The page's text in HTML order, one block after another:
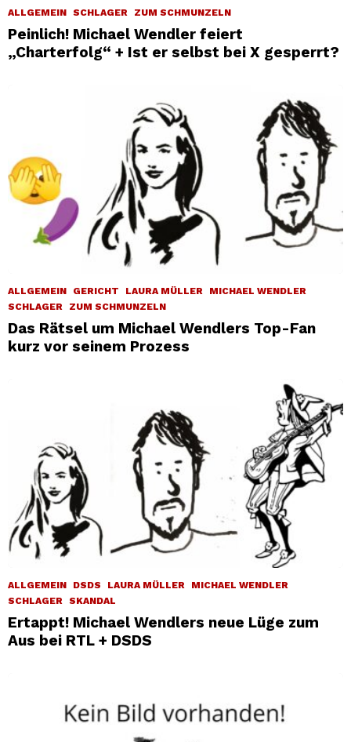
ALLGEMEIN SCHLAGER ZUM SCHMUNZELN
Peinlich! Michael Wendler feiert
„Charterfolg“ + Ist er selbst bei X gesperrt?
ALLGEMEIN GERICHT LAURA MÜLLER
MICHAEL WENDLER
SCHLAGER
ZUM SCHMUNZELN
Das Rätsel um Michael Wendlers Top-Fan
kurz vor seinem Prozess
ALLGEMEIN DSDS LAURA MÜLLER
MICHAEL WENDLER
SCHLAGER
SKANDAL
Ertappt! Michael Wendlers neue Lüge zum
Aus bei RTL + DSDS